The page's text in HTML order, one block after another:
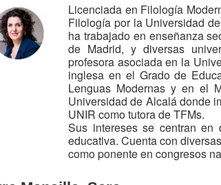
Licenciada en Filología
Filología por la Universidad
ha trabajado en enseñanza
de Madrid, y diversas
profesora asociada en la
inglesa en el Grado de
Lenguas Modernas y en el
Universidad de Alcalá donde
UNIR como tutora de TFMs.
Sus intereses se centran en
educativa. Cuenta con
como ponente en congresos